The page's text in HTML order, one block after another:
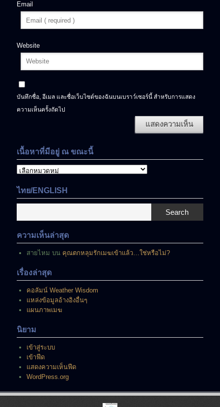
Email
Website
บันทึกชื่อ, อีเมล และชื่อเว็บไซต์ของฉันบนเบราว์เซอร์นี้ สำหรับการแสดง
ความเห็นครั้งถัดไป
เนื้อหาที่มีอยู่ ณ ขณะนี้
เนื้อหา
มี
อยู่
ไทย/ENGLISH
Search
ความเห็นล่าสุด
สายไหม บน คุณตกหลุมรักเมฆเข้าแล้ว…ใช่หรือไม่?
เรื่องล่าสุด
คอลัมน์ Weather Wisdom
แหล่งข้อมูลอ้างอิงอื่นๆ
แผนภาพเมฆ
นิยาม
เข้าสู่ระบบ
เข้าฟีด
แสดงความเห็นฟีด
WordPress.org